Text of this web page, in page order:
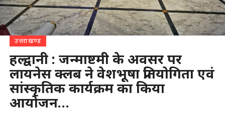
उत्तराखण्ड
हल्द्वानी : जन्माष्टमी के अवसर पर
लायनेस क्लब ने वेशभूषा प्रतियोगिता एवं
सांस्कृतिक कार्यक्रम का किया
आयोजन…